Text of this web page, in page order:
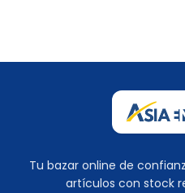
Tu bazar online de
artículos con stock